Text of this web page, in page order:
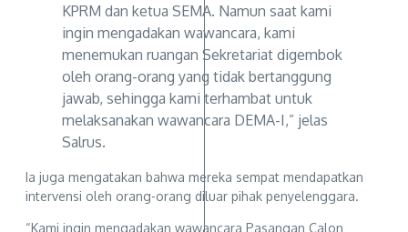
KPRM dan ketua SEMA. Namun saat kami
ingin mengadakan wawancara, kami
menemukan ruangan Sekretariat digembok
oleh orang-orang yang tidak bertanggung
jawab, sehingga kami terhambat untuk
melaksanakan wawancara DEMA-I,” jelas
Salrus.
Ia juga mengatakan bahwa mereka sempat mendapatkan
intervensi oleh orang-orang diluar pihak penyelenggara.
“Kami ingin mengadakan wawancara Pasangan Calon